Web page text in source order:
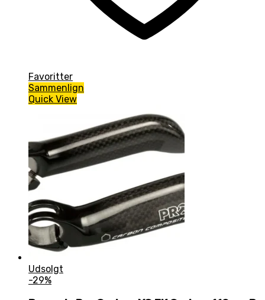
Favoritter
Sammenlign
Quick View
Udsolgt
-29%